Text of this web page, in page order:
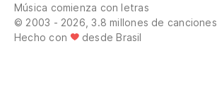
Música comienza con letras
© 2003 - 2026, 3.8 millones de canciones
Hecho con
desde Brasil